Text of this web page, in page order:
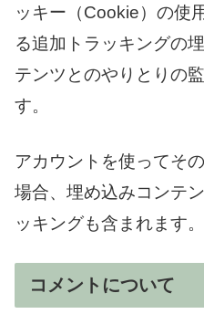
ッキー（Cookie）の使
る追加トラッキングの
テンツとのやりとりの
す。
アカウントを使ってそ
場合、埋め込みコンテ
ッキングも含まれます。
コメントについて